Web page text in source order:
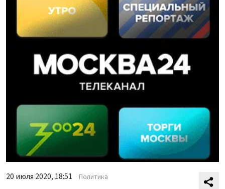
20 июля 2020, 18:51 Политика